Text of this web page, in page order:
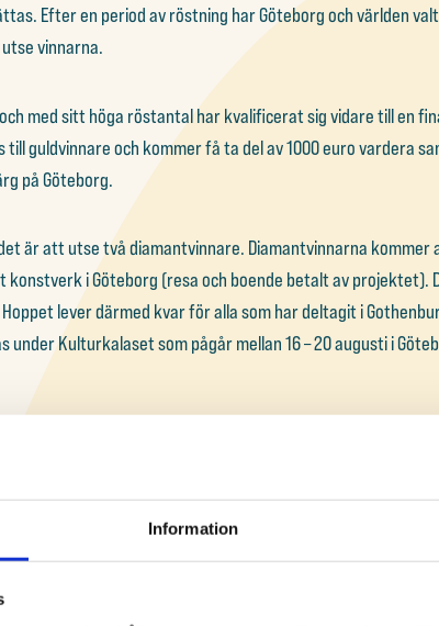
Information
Efter en period av röstning har Göteborg och världen
vinnarna.
med sitt höga röstantal har kvalificerat sig vidare till en
guldvinnare och kommer få ta del av 1000 euro vardera
på Göteborg.
är att utse två diamantvinnare. Diamantvinnarna kommer
i Göteborg (resa och boende betalt av projektet).
lever därmed kvar för alla som har deltagit i
Kulturkalaset som pågår mellan 16 – 20 augusti i
RÖSTER
in till tävlingen och av dem har Top 21 (de 21 konstförslag
som har fått allra flest röster kan du via bilderna